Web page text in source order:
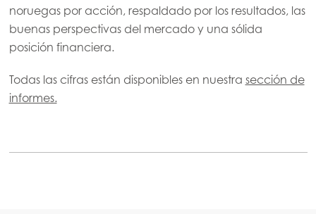
Asia
Mowi China
Mowi Korea
noruegas por acción, respaldado por los resultados, las
buenas perspectivas del mercado y una sólida
posición financiera.
Todas las cifras están disponibles en nuestra sección de
informes.